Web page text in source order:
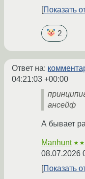
Показать
2
Ответ на:
04:21:03 +00:00
ансейф
А бывает
Manhunt
08.07.2026
Показать